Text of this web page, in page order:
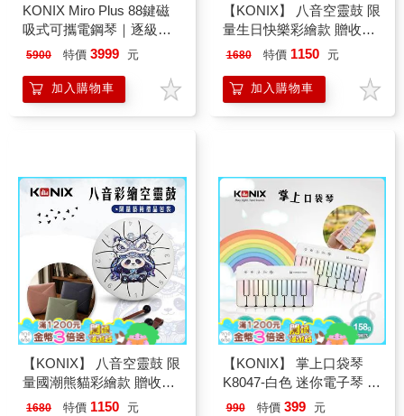
KONIX Miro Plus 88鍵磁
吸式可攜電鋼琴｜逐級配
重｜900音色700節奏
5900 特價 3999 元
加入購物車
【KONIX】 八音空靈鼓 限
量生日快樂彩繪款 贈收納
袋 生日禮物首選 鋼舌鼓療
1680 特價 1150 元
加入購物車
【KONIX】 八音空靈鼓 限
量國潮熊貓彩繪款 贈收納
袋 生日禮物首選 鋼舌鼓療
1680 特價 1150 元
【KONIX】 掌上口袋琴
K8047-白色 迷你電子琴 學
習電子琴 兒童音樂玩具 七
990 特價 399 元